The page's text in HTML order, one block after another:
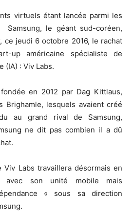
virtuels étant lancée parmi les
le géant sud-coréen,
ce jeudi 6 octobre 2016, le rachat
up américaine spécialiste de
(IA) : Viv Labs.
en 2012 par Dag Kittlaus,
Brighamle, lesquels avaient créé
au grand rival de Samsung,
ne dit pas combien il a dû
Viv Labs travaillera désormais en
avec son unité mobile mais
« sous sa direction